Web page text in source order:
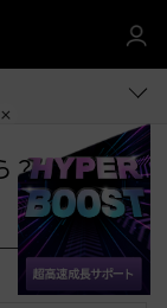
？
お 共有する